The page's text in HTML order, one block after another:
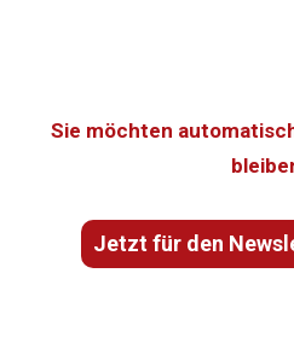
Sie möchten
Jetzt für den